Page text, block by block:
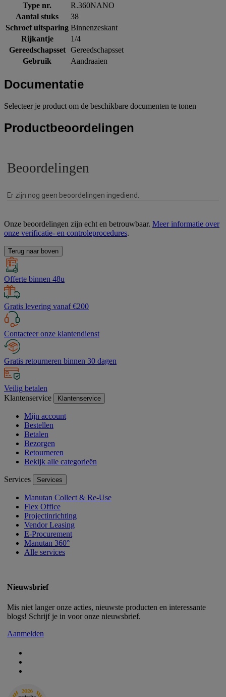
Type nr.
R.360NANO
Aantal stuks
38
Schroef uitsparing Binnenzeskant
Rijkantje
1/4
Gereedschapsset
Gereedschapsset
Gebruik
Aandraaien
Documentatie
Selecteer je product om de beschikbare documenten te tonen
Productbeoordelingen
Onze beoordelingen zijn echt en betrouwbaar. Meer informatie over
onze verificatie- en controleprocedures.
Terug naar boven
Offerte binnen 48u
Gratis levering vanaf €200
Contacteer onze klantendienst
Gratis retourneren binnen 30 dagen
Veilig betalen
Klantenservice
Klantenservice
Mijn account
Bestellen
Betalen
Bezorgen
Retourneren
Bekijk alle categorieën
Services Services
Manutan Collect & Re-Use
Flex Office
Projectinrichting
Vendor Leasing
E-Procurement
Manutan 360°
Alle services
Nieuwsbrief
Mis niet langer onze acties, nieuwste producten en interessante
blogs! Schrijf je in voor onze nieuwsbrief.
Aanmelden